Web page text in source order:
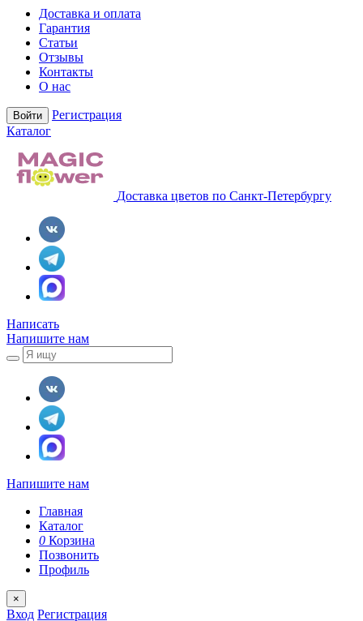
Доставка и оплата
Гарантия
Статьи
Отзывы
Контакты
О нас
Войти
Регистрация
Каталог
Доставка цветов по Санкт-Петербургу
Написать
Напишите нам
Напишите нам
Главная
Каталог
0 Корзина
Позвонить
Профиль
×
Вход Регистрация